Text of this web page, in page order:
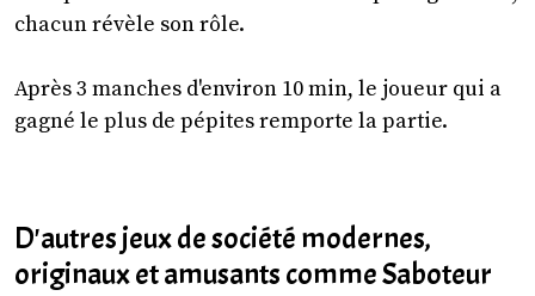
chacun révèle son rôle.
Après 3 manches d'environ 10 min, le joueur qui a
gagné le plus de pépites remporte la partie.
D'autres jeux de société modernes,
originaux et amusants comme Saboteur